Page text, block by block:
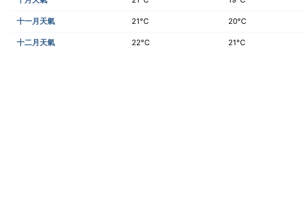
十一月天氣 21°C 20°C
十二月天氣 22°C 21°C